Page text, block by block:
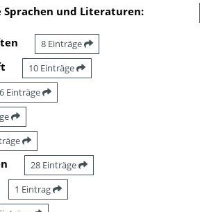
Sprachen und Literaturen:
8 Einträge
10 Einträge
Einträge
28 Einträge
1 Eintrag